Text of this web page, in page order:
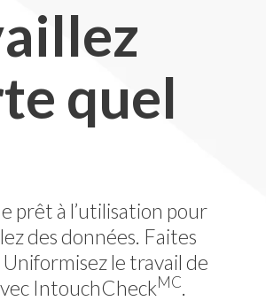
quel
prêt à l’utilisation pour
des données. Faites
le travail de
IntouchCheckMC.